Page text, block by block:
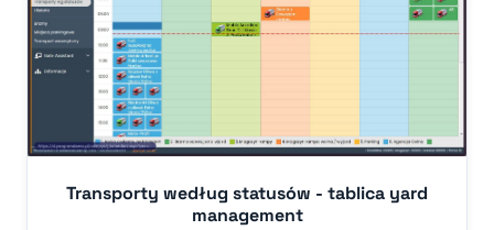
Transporty według statusów - tablica yard
management